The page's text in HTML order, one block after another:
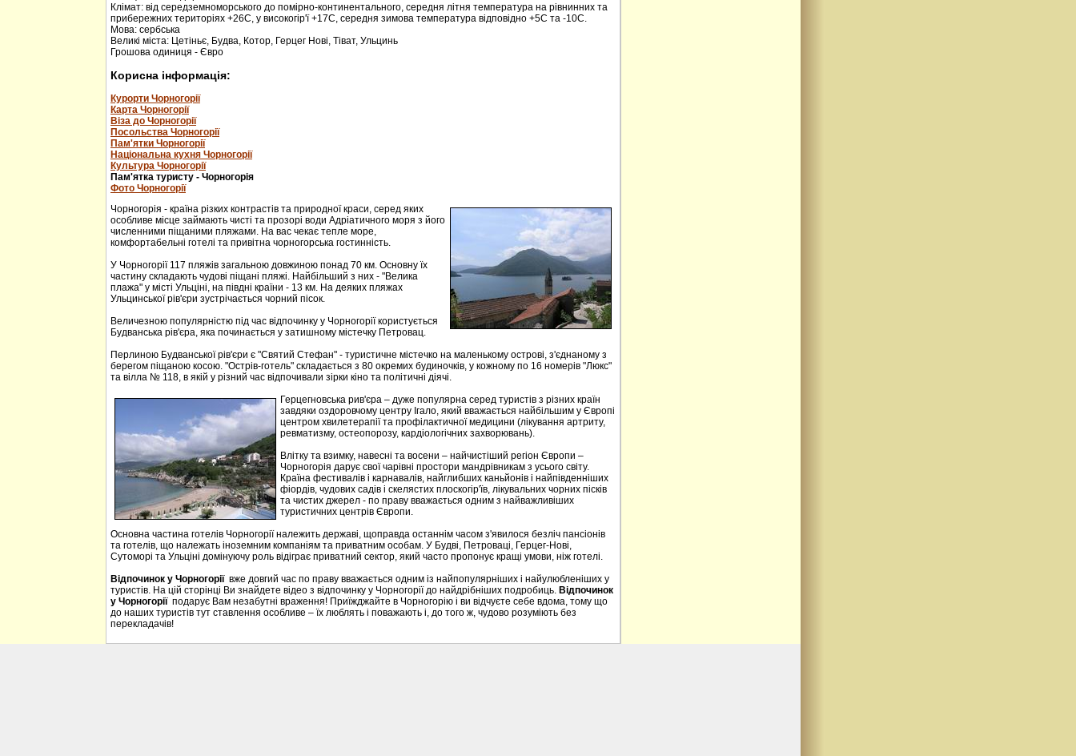
Клімат: від середземноморського до помірно-континентального, середня літня температура на рівнинних та
прибережних територіях +26С, у високогір'ї +17С, середня зимова температура відповідно +5С та -10С.
Мова: сербська
Великі міста: Цетіньє, Будва, Котор, Герцег Нові, Тіват, Ульцинь
Грошова одиниця - Євро
Корисна інформація:
Курорти Чорногорії
Карта Чорногорії
Віза до Чорногорії
Посольства Чорногорії
Пам'ятки Чорногорії
Національна кухня Чорногорії
Культура Чорногорії
Пам'ятка туристу - Чорногорія
Фото Чорногорії
Чорногорія - країна різких контрастів та природної краси, серед яких
особливе місце займають чисті та прозорі води Адріатичного моря з його
численними піщаними пляжами. На вас чекає тепле море,
комфортабельні готелі та привітна чорногорська гостинність.
У Чорногорії 117 пляжів загальною довжиною понад 70 км. Основну їх
частину складають чудові піщані пляжі. Найбільший з них - "Велика
плажа" у місті Ульціні, на півдні країни - 13 км. На деяких пляжах
Ульцинської рів'єри зустрічається чорний пісок.
Величезною популярністю під час відпочинку у Чорногорії користується
Будванська рів'єра, яка починається у затишному містечку Петровац.
Перлиною Будванської рів'єри є "Святий Стефан" - туристичне містечко на маленькому острові, з'єднаному з
берегом піщаною косою. "Острів-готель" складається з 80 окремих будиночків, у кожному по 16 номерів "Люкс"
та вілла № 118, в якій у різний час відпочивали зірки кіно та політичні діячі.
Герцегновська рив'єра – дуже популярна серед туристів з різних країн
завдяки оздоровчому центру Ігало, який вважається найбільшим у Європі
центром хвилетерапії та профілактичної медицини (лікування артриту,
ревматизму, остеопорозу, кардіологічних захворювань).
Влітку та взимку, навесні та восени – найчистіший регіон Європи –
Чорногорія дарує свої чарівні простори мандрівникам з усього світу.
Країна фестивалів і карнавалів, найглибших каньйонів і найпівденніших
фіордів, чудових садів і скелястих плоскогір'їв, лікувальних чорних пісків
та чистих джерел - по праву вважається одним з найважливіших
туристичних центрів Європи.
Основна частина готелів Чорногорії належить державі, щоправда останнім часом з'явилося безліч пансіонів
та готелів, що належать іноземним компаніям та приватним особам. У Будві, Петроваці, Герцег-Нові,
Сутоморі та Ульціні домінуючу роль відіграє приватний сектор, який часто пропонує кращі умови, ніж готелі.
Відпочинок у Чорногорії вже довгий час по праву вважається одним із найпопулярніших і найулюбленіших у
туристів. На цій сторінці Ви знайдете відео з відпочинку у Чорногорії до найдрібніших подробиць. Відпочинок
у Чорногоріїподарує Вам незабутні враження! Приїжджайте в Чорногорію і ви відчуєте себе вдома, тому що
до наших туристів тут ставлення особливе – їх люблять і поважають і, до того ж, чудово розуміють без
перекладачів!